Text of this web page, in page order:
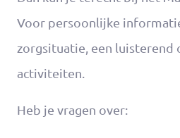
Voor persoonlijke
zorgsituatie, een luisterend
activiteiten.
Heb je vragen over: